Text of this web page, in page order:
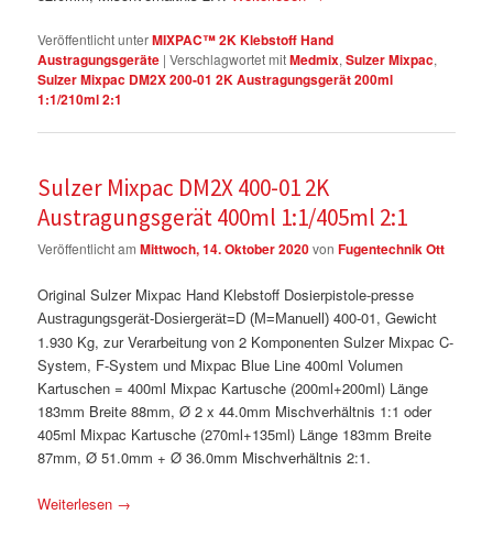
Veröffentlicht unterMIXPAC™ 2K Klebstoff Hand
Austragungsgeräte |Verschlagwortet mitMedmix,Sulzer Mixpac,
Sulzer Mixpac DM2X 200-01 2K Austragungsgerät 200ml
1:1/210ml 2:1
Sulzer Mixpac DM2X 400-01 2K
Austragungsgerät 400ml 1:1/405ml 2:1
Veröffentlicht amMittwoch, 14. Oktober 2020vonFugentechnik Ott
Original Sulzer Mixpac Hand Klebstoff Dosierpistole-presse
Austragungsgerät-Dosiergerät=D (M=Manuell) 400-01, Gewicht
1.930 Kg, zur Verarbeitung von 2 Komponenten Sulzer Mixpac C-
System, F-System und Mixpac Blue Line 400ml Volumen
Kartuschen = 400ml Mixpac Kartusche (200ml+200ml) Länge
183mm Breite 88mm, Ø 2 x 44.0mm Mischverhältnis 1:1 oder
405ml Mixpac Kartusche (270ml+135ml) Länge 183mm Breite
87mm, Ø 51.0mm + Ø 36.0mm Mischverhältnis 2:1.
Weiterlesen →